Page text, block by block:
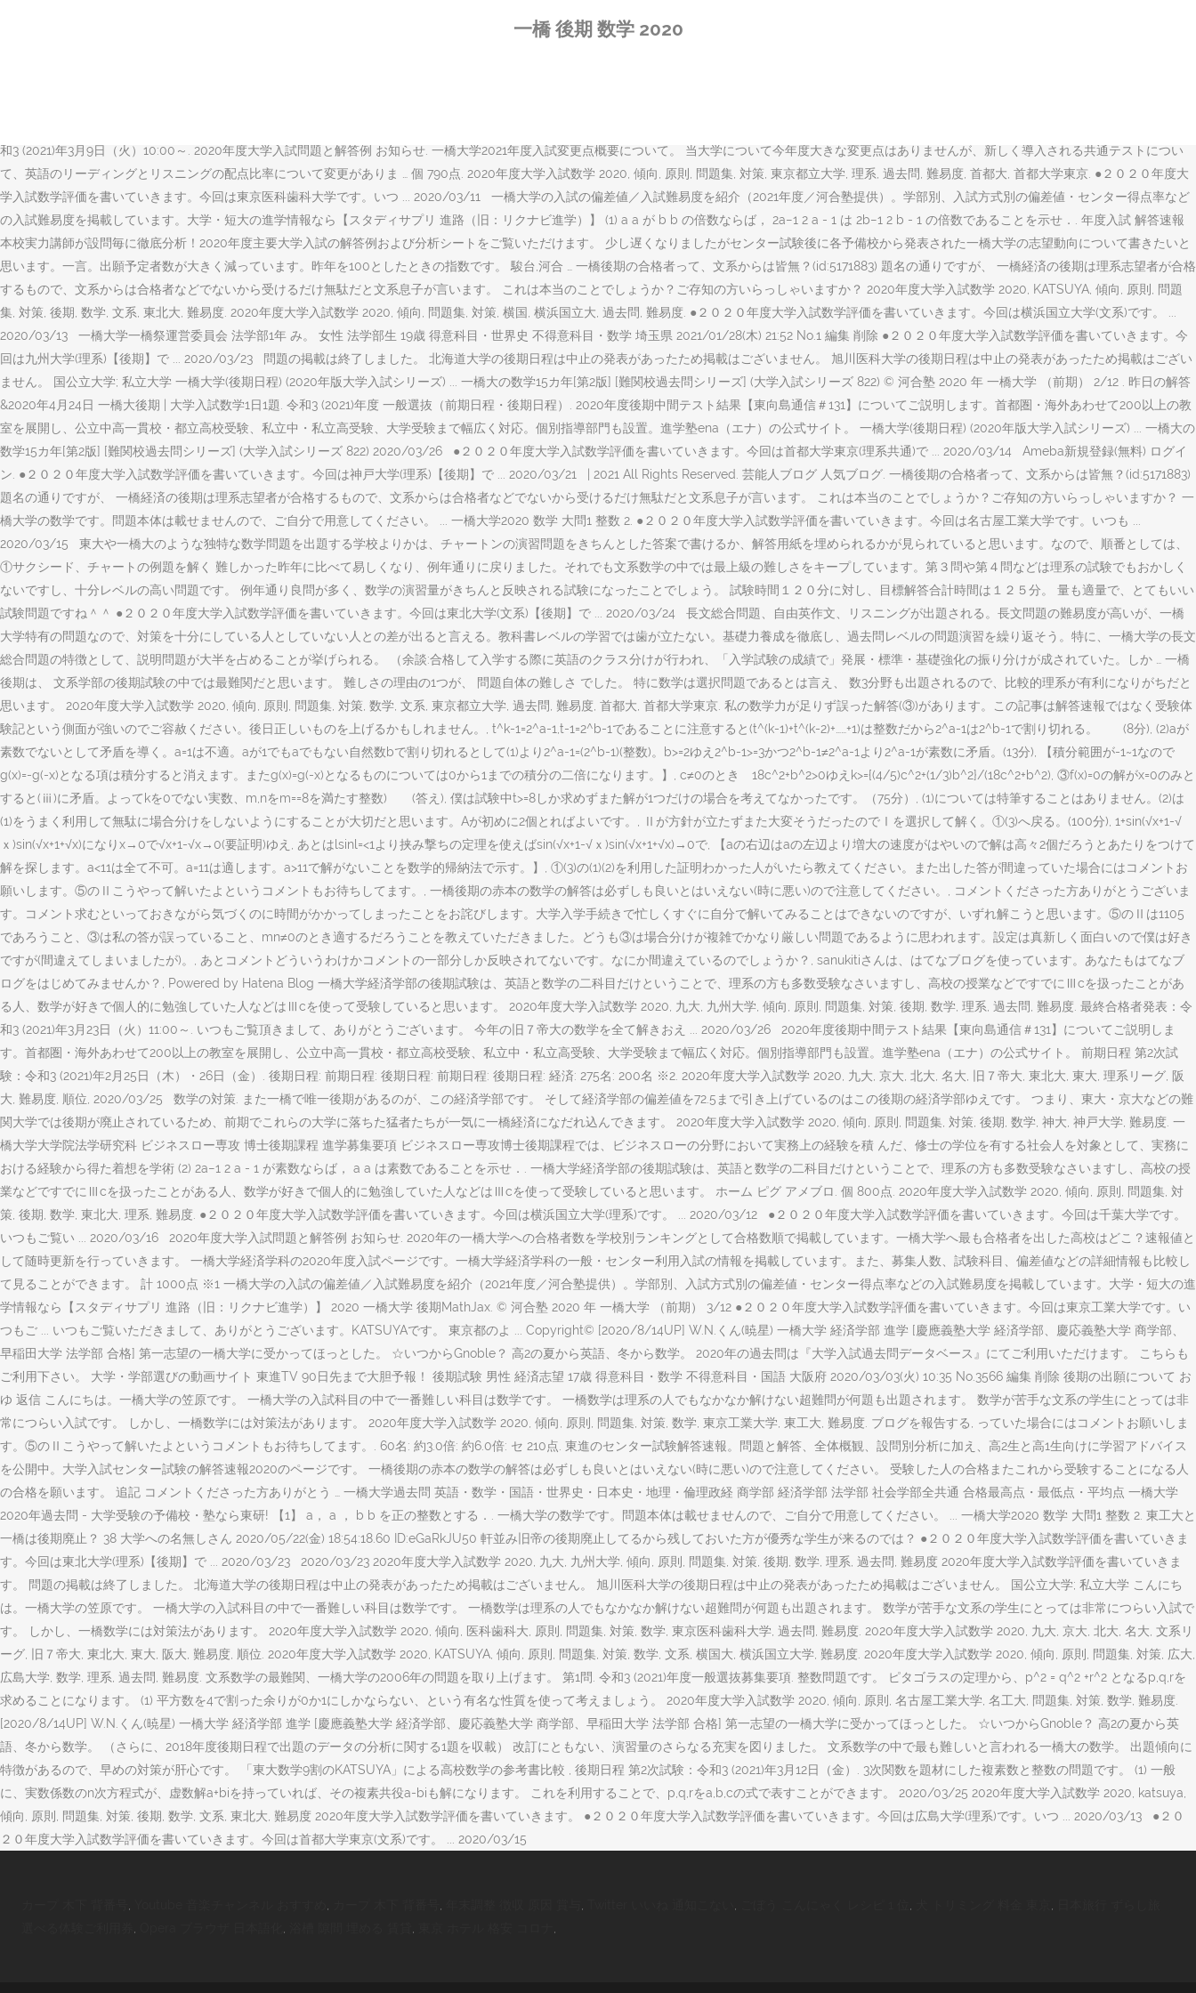
一橋 後期 数学 2020
す。 ピタゴラスの定理から、p^2 = q^2 +r^2 となるp,q,rを求めることになります。 (1) 平方数を4で割った余りが0か1にしかならない、という有名な性質を使って考えましょう。 a + 1) を満たす a a を求めよ．. 出願
和3 (2021)年3月9日（火）10:00～. 2020年度大学入試問題と解答例 お知らせ. 一橋大学2021年度入試変更点概要について。 当大学について今年度大きな変更点はありませんが、新しく導入される共通テストについ
て、英語のリーディングとリスニングの配点比率について変更がありま … 個 790点. 2020年度大学入試数学 2020, 傾向, 原則, 問題集, 対策, 東京都立大学, 理系, 過去問, 難易度, 首都大, 首都大学東京. ●２０２０年度大
学入試数学評価を書いていきます。今回は東京医科歯科大学です。いつ ... 2020/03/11 一橋大学の入試の偏差値／入試難易度を紹介（2021年度／河合塾提供）。学部別、入試方式別の偏差値・センター得点率など
の入試難易度を掲載しています。大学・短大の進学情報なら【スタディサプリ 進路（旧：リクナビ進学）】 (1) a a が b b の倍数ならば， 2a−1 2 a - 1 は 2b−1 2 b - 1 の倍数であることを示せ．. 年度入試 解答速報
本校実力講師が設問毎に徹底分析！2020年度主要大学入試の解答例および分析シートをご覧いただけます。 少し遅くなりましたがセンター試験後に各予備校から発表された一橋大学の志望動向について書きたいと
思います。一言。出願予定者数が大きく減っています。昨年を100としたときの指数です。 駿台,河合 … 一橋後期の合格者って、文系からは皆無？(id:5171883) 題名の通りですが、 一橋経済の後期は理系志望者が合格
するもので、文系からは合格者などでないから受けるだけ無駄だと文系息子が言います。 これは本当のことでしょうか？ご存知の方いらっしゃいますか？ 2020年度大学入試数学 2020, KATSUYA, 傾向, 原則, 問題
集, 対策, 後期, 数学, 文系, 東北大, 難易度. 2020年度大学入試数学 2020, 傾向, 問題集, 対策, 横国, 横浜国立大, 過去問, 難易度. ●２０２０年度大学入試数学評価を書いていきます。今回は横浜国立大学(文系)です。 ...
2020/03/13 一橋大学一橋祭運営委員会 法学部1年 み。 女性 法学部生 19歳 得意科目・世界史 不得意科目・数学 埼玉県 2021/01/28(木) 21:52 No.1 編集 削除 ●２０２０年度大学入試数学評価を書いていきます。今
回は九州大学(理系)【後期】で ... 2020/03/23 問題の掲載は終了しました。 北海道大学の後期日程は中止の発表があったため掲載はございません。 旭川医科大学の後期日程は中止の発表があったため掲載はござい
ません。 国公立大学; 私立大学 一橋大学(後期日程) (2020年版大学入試シリーズ) ... 一橋大の数学15カ年[第2版] [難関校過去問シリーズ] (大学入試シリーズ 822) © 河合塾 2020 年 一橋大学 （前期） 2/12 . 昨日の解答
&2020年4月24日 一橋大後期 | 大学入試数学1日1題. 令和3 (2021)年度 一般選抜（前期日程・後期日程）. 2020年度後期中間テスト結果【東向島通信＃131】についてご説明します。首都圏・海外あわせて200以上の教
室を展開し、公立中高一貫校・都立高校受験、私立中・私立高受験、大学受験まで幅広く対応。個別指導部門も設置。進学塾ena（エナ）の公式サイト。 一橋大学(後期日程) (2020年版大学入試シリーズ) ... 一橋大の
数学15カ年[第2版] [難関校過去問シリーズ] (大学入試シリーズ 822) 2020/03/26 ●２０２０年度大学入試数学評価を書いていきます。今回は首都大学東京(理系共通)で ... 2020/03/14 Ameba新規登録(無料) ログイ
ン. ●２０２０年度大学入試数学評価を書いていきます。今回は神戸大学(理系)【後期】で ... 2020/03/21 | 2021 All Rights Reserved. 芸能人ブログ 人気ブログ. 一橋後期の合格者って、文系からは皆無？(id:5171883)
題名の通りですが、 一橋経済の後期は理系志望者が合格するもので、文系からは合格者などでないから受けるだけ無駄だと文系息子が言います。 これは本当のことでしょうか？ご存知の方いらっしゃいますか？ 一
橋大学の数学です。問題本体は載せませんので、ご自分で用意してください。 ... 一橋大学2020 数学 大問1 整数 2. ●２０２０年度大学入試数学評価を書いていきます。今回は名古屋工業大学です。いつも ...
2020/03/15 東大や一橋大のような独特な数学問題を出題する学校よりかは、チャートンの演習問題をきちんとした答案で書けるか、解答用紙を埋められるかが見られていると思います。なので、順番としては、
①サクシード、チャートの例題を解く 難しかった昨年に比べて易しくなり、例年通りに戻りました。それでも文系数学の中では最上級の難しさをキープしています。第３問や第４問などは理系の試験でもおかしく
ないですし、十分レベルの高い問題です。 例年通り良問が多く、数学の演習量がきちんと反映される試験になったことでしょう。 試験時間１２０分に対し、目標解答合計時間は１２５分。 量も適量で、とてもいい
試験問題ですね＾＾ ●２０２０年度大学入試数学評価を書いていきます。今回は東北大学(文系)【後期】で ... 2020/03/24 長文総合問題、自由英作文、リスニングが出題される。長文問題の難易度が高いが、一橋
大学特有の問題なので、対策を十分にしている人としていない人との差が出ると言える。教科書レベルの学習では歯が立たない。基礎力養成を徹底し、過去問レベルの問題演習を繰り返そう。特に、一橋大学の長文
総合問題の特徴として、説明問題が大半を占めることが挙げられる。 （余談:合格して入学する際に英語のクラス分けが行われ、「入学試験の成績で」発展・標準・基礎強化の振り分けが成されていた。しか … 一橋
後期は、 文系学部の後期試験の中では最難関だと思います。 難しさの理由の1つが、 問題自体の難しさ でした。 特に数学は選択問題であるとは言え、 数3分野も出題されるので、比較的理系が有利になりがちだと
思います。 2020年度大学入試数学 2020, 傾向, 原則, 問題集, 対策, 数学, 文系, 東京都立大学, 過去問, 難易度, 首都大, 首都大学東京. 私の数学力が足りず誤った解答(③)があります。この記事は解答速報ではなく受験体
験記という側面が強いのでご容赦ください。後日正しいものを上げるかもしれません。, t^k-1=2^a-1,t-1=2^b-1であることに注意すると(t^(k-1)+t^(k-2)+……+1)は整数だから2^a-1は2^b-1で割り切れる。 (8分), (2)aが
素数でないとして矛盾を導く。a=1は不適。aが1でもaでもない自然数bで割り切れるとして(1)より2^a-1=(2^b-1)(整数)。b>=2ゆえ2^b-1>=3かつ2^b-1≠2^a-1より2^a-1が素数に矛盾。(13分), 【積分範囲が-1~1なので
g(x)=-g(-x)となる項は積分すると消えます。またg(x)=g(-x)となるものについては0から1までの積分の二倍になります。】, c≠0のとき 18c^2+b^2>0ゆえk>={(4/5)c^2+(1/3)b^2}/(18c^2+b^2), ③f(x)=0の解がx=0のみと
すると(ⅲ)に矛盾。よってkを0でない実数、m,nをm==8を満たす整数) (答え), 僕は試験中t>=8しか求めずまた解が1つだけの場合を考えてなかったです。（75分）, (1)については特筆することはありません。(2)は
(1)をうまく利用して無駄に場合分けをしないようにすることが大切だと思います。Aが初めに2個とればよいです。, Ⅱが方針が立たずまた大変そうだったのでⅠを選択して解く。①(3)へ戻る。(100分), 1+sin(√x+1-√
ｘ)sin(√x+1+√x)になりx→0で√x+1-√x→0(要証明)ゆえ, あとはlsinl=<1より挟み撃ちの定理を使えばsin(√x+1-√ｘ)sin(√x+1+√x)→0で, 【aの右辺はaの左辺より増大の速度がはやいので解は高々2個だろうとあたりをつけて
解を探します。a<11は全て不可。a=11は適します。a>11で解がないことを数学的帰納法で示す。】, ①(3)の(1)(2)を利用した証明わかった人がいたら教えてください。また出した答が間違っていた場合にはコメントお
願いします。⑤のⅡこうやって解いたよというコメントもお待ちしてます。, 一橋後期の赤本の数学の解答は必ずしも良いとはいえない(時に悪い)ので注意してください。, コメントくださった方ありがとうございま
す。コメント求むといっておきながら気づくのに時間がかかってしまったことをお詫びします。大学入学手続きで忙しくすぐに自分で解いてみることはできないのですが、いずれ解こうと思います。⑤のⅡは1105
であろうこと、③は私の答が誤っていること、mn≠0のとき適するだろうことを教えていただきました。どうも③は場合分けが複雑でかなり厳しい問題であるように思われます。設定は真新しく面白いので僕は好き
ですが(間違えてしまいましたが)。, あとコメントどういうわけかコメントの一部分しか反映されてないです。なにか間違えているのでしょうか？, sanukitiさんは、はてなブログを使っています。あなたもはてなブ
ログをはじめてみませんか？, Powered by Hatena Blog 一橋大学経済学部の後期試験は、英語と数学の二科目だけということで、理系の方も多数受験なさいますし、高校の授業などですでにⅢcを扱ったことがあ
る人、数学が好きで個人的に勉強していた人などはⅢcを使って受験していると思います。 2020年度大学入試数学 2020, 九大, 九州大学, 傾向, 原則, 問題集, 対策, 後期, 数学, 理系, 過去問, 難易度. 最終合格者発表：令
和3 (2021)年3月23日（火）11:00～. いつもご覧頂きまして、ありがとうございます。 今年の旧７帝大の数学を全て解きおえ ... 2020/03/26 2020年度後期中間テスト結果【東向島通信＃131】についてご説明しま
す。首都圏・海外あわせて200以上の教室を展開し、公立中高一貫校・都立高校受験、私立中・私立高受験、大学受験まで幅広く対応。個別指導部門も設置。進学塾ena（エナ）の公式サイト。 前期日程 第2次試
験：令和3 (2021)年2月25日（木）・26日（金）. 後期日程: 前期日程: 後期日程: 前期日程: 後期日程: 経済: 275名: 200名 ※2. 2020年度大学入試数学 2020, 九大, 京大, 北大, 名大, 旧７帝大, 東北大, 東大, 理系リーグ, 阪
大, 難易度, 順位, 2020/03/25 数学の対策. また一橋で唯一後期があるのが、この経済学部です。 そして経済学部の偏差値を72.5まで引き上げているのはこの後期の経済学部ゆえです。 つまり、東大・京大などの難
関大学では後期が廃止されているため、前期でこれらの大学に落ちた猛者たちが一気に一橋経済になだれ込んできます。 2020年度大学入試数学 2020, 傾向, 原則, 問題集, 対策, 後期, 数学, 神大, 神戸大学, 難易度. 一
橋大学大学院法学研究科 ビジネスロー専攻 博士後期課程 進学募集要項 ビジネスロー専攻博士後期課程では、ビジネスローの分野において実務上の経験を積 んだ、修士の学位を有する社会人を対象として、実務に
おける経験から得た着想を学術 (2) 2a−1 2 a - 1 が素数ならば， a a は素数であることを示せ．. 一橋大学経済学部の後期試験は、英語と数学の二科目だけということで、理系の方も多数受験なさいますし、高校の授
業などですでにⅢcを扱ったことがある人、数学が好きで個人的に勉強していた人などはⅢcを使って受験していると思います。 ホーム ピグ アメブロ. 個 800点. 2020年度大学入試数学 2020, 傾向, 原則, 問題集, 対
策, 後期, 数学, 東北大, 理系, 難易度. ●２０２０年度大学入試数学評価を書いていきます。今回は横浜国立大学(理系)です。 ... 2020/03/12 ●２０２０年度大学入試数学評価を書いていきます。今回は千葉大学です。
いつもご覧い ... 2020/03/16 2020年度大学入試問題と解答例 お知らせ. 2020年の一橋大学への合格者数を学校別ランキングとして合格数順で掲載しています。一橋大学へ最も合格者を出した高校はどこ？速報値と
して随時更新を行っていきます。 一橋大学経済学科の2020年度入試ページです。一橋大学経済学科の一般・センター利用入試の情報を掲載しています。また、募集人数、試験科目、偏差値などの詳細情報も比較し
て見ることができます。 計 1000点 ※1 一橋大学の入試の偏差値／入試難易度を紹介（2021年度／河合塾提供）。学部別、入試方式別の偏差値・センター得点率などの入試難易度を掲載しています。大学・短大の進
学情報なら【スタディサプリ 進路（旧：リクナビ進学）】 2020 一橋大学 後期MathJax. © 河合塾 2020 年 一橋大学 （前期） 3/12 ●２０２０年度大学入試数学評価を書いていきます。今回は東京工業大学です。い
つもご ... いつもご覧いただきまして、ありがとうございます。KATSUYAです。 東京都のよ ... Copyright© [2020/8/14UP] W.N.くん(暁星) 一橋大学 経済学部 進学 [慶應義塾大学 経済学部、慶応義塾大学 商学部、
早稲田大学 法学部 合格] 第一志望の一橋大学に受かってほっとした。 ☆いつからGnoble？ 高2の夏から英語、冬から数学。 2020年の過去問は『大学入試過去問データベース』にてご利用いただけます。 こちらも
ご利用下さい。 大学・学部選びの動画サイト 東進TV 90日先まで大胆予報！ 後期試験 男性 経済志望 17歳 得意科目・数学 不得意科目・国語 大阪府 2020/03/03(火) 10:35 No.3566 編集 削除 後期の出願について お
ゆ 返信 こんにちは。一橋大学の笠原です。 一橋大学の入試科目の中で一番難しい科目は数学です。 一橋数学は理系の人でもなかなか解けない超難問が何題も出題されます。 数学が苦手な文系の学生にとっては非
常につらい入試です。 しかし、一橋数学には対策法があります。 2020年度大学入試数学 2020, 傾向, 原則, 問題集, 対策, 数学, 東京工業大学, 東工大, 難易度. ブログを報告する, っていた場合にはコメントお願いしま
す。⑤のⅡこうやって解いたよというコメントもお待ちしてます。. 60名: 約3.0倍: 約6.0倍: セ 210点. 東進のセンター試験解答速報。問題と解答、全体概観、設問別分析に加え、高2生と高1生向けに学習アドバイス
を公開中。大学入試センター試験の解答速報2020のページです。 一橋後期の赤本の数学の解答は必ずしも良いとはいえない(時に悪い)ので注意してください。 受験した人の合格またこれから受験することになる人
の合格を願います。 追記 コメントくださった方ありがとう … 一橋大学過去問 英語・数学・国語・世界史・日本史・地理・倫理政経 商学部 経済学部 法学部 社会学部全共通 合格最高点・最低点・平均点 一橋大学
2020年過去問 - 大学受験の予備校・塾なら東研! 【1】 a， a ， b b を正の整数とする．. 一橋大学の数学です。問題本体は載せませんので、ご自分で用意してください。 ... 一橋大学2020 数学 大問1 整数 2. 東工大と
一橋は後期廃止？ 38 大学への名無しさん 2020/05/22(金) 18:54:18.60 ID:eGaRkJU50 軒並み旧帝の後期廃止してるから残しておいた方が優秀な学生が来るのでは？ ●２０２０年度大学入試数学評価を書いていきま
す。今回は東北大学(理系)【後期】で ... 2020/03/23 2020/03/23 2020年度大学入試数学 2020, 九大, 九州大学, 傾向, 原則, 問題集, 対策, 後期, 数学, 理系, 過去問, 難易度 2020年度大学入試数学評価を書いていきま
す。 問題の掲載は終了しました。 北海道大学の後期日程は中止の発表があったため掲載はございません。 旭川医科大学の後期日程は中止の発表があったため掲載はございません。 国公立大学; 私立大学 こんにち
は。一橋大学の笠原です。 一橋大学の入試科目の中で一番難しい科目は数学です。 一橋数学は理系の人でもなかなか解けない超難問が何題も出題されます。 数学が苦手な文系の学生にとっては非常につらい入試で
す。 しかし、一橋数学には対策法があります。 2020年度大学入試数学 2020, 傾向, 医科歯科大, 原則, 問題集, 対策, 数学, 東京医科歯科大学, 過去問, 難易度. 2020年度大学入試数学 2020, 九大, 京大, 北大, 名大, 文系リ
ーグ, 旧７帝大, 東北大, 東大, 阪大, 難易度, 順位. 2020年度大学入試数学 2020, KATSUYA, 傾向, 原則, 問題集, 対策, 数学, 文系, 横国大, 横浜国立大学, 難易度. 2020年度大学入試数学 2020, 傾向, 原則, 問題集, 対策, 広大,
広島大学, 数学, 理系, 過去問, 難易度. 文系数学の最難関、一橋大学の2006年の問題を取り上げます。 第1問. 令和3 (2021)年度一般選抜募集要項. 整数問題です。 ピタゴラスの定理から、p^2 = q^2 +r^2 となるp,q,rを
求めることになります。 (1) 平方数を4で割った余りが0か1にしかならない、という有名な性質を使って考えましょう。 2020年度大学入試数学 2020, 傾向, 原則, 名古屋工業大学, 名工大, 問題集, 対策, 数学, 難易度.
[2020/8/14UP] W.N.くん(暁星) 一橋大学 経済学部 進学 [慶應義塾大学 経済学部、慶応義塾大学 商学部、早稲田大学 法学部 合格] 第一志望の一橋大学に受かってほっとした。 ☆いつからGnoble？ 高2の夏から英
語、冬から数学。 （さらに、2018年度後期日程で出題のデータの分析に関する1題を収載） 改訂にともない、演習量のさらなる充実を図りました。 文系数学の中で最も難しいと言われる一橋大の数学。 出題傾向に
特徴があるので、早めの対策が肝心です。 「東大数学9割のKATSUYA」による高校数学の参考書比較 , 後期日程 第2次試験：令和3 (2021)年3月12日（金）. 3次関数を題材にした複素数と整数の問題です。 (1) 一般
に、実数係数のn次方程式が、虚数解a+biを持っていれば、その複素共役a-biも解になります。 これを利用することで、p,q,rをa,b,cの式で表すことができます。 2020/03/25 2020年度大学入試数学 2020, katsuya,
傾向, 原則, 問題集, 対策, 後期, 数学, 文系, 東北大, 難易度 2020年度大学入試数学評価を書いていきます。 ●２０２０年度大学入試数学評価を書いていきます。今回は広島大学(理系)です。いつ ... 2020/03/13 ●２０
２０年度大学入試数学評価を書いていきます。今回は首都大学東京(文系)です。 ... 2020/03/15